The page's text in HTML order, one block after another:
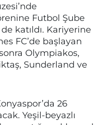
Futbol Şube
katıldı. Kariyerine
FC’de başlayan
Olympiakos,
Sunderland ve
26
Yeşil-beyazlı